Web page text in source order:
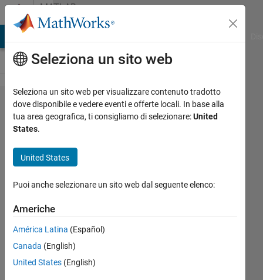
Vai al contenutoMATLAB
Answers
在使用
matlab
server
做​并行
计算
时，怎
么计算​
一个程
Seleziona un sito web
Seleziona un sito web per visualizzare contenuto tradotto
dove disponibile e vedere eventi e offerte locali. In base alla
tua area geografica, ti consigliamo di selezionare:United
States.
United States
Puoi anche selezionare un sito web dal seguente elenco:
Americhe
América Latina (Español)
Canada (English)
United States (English)